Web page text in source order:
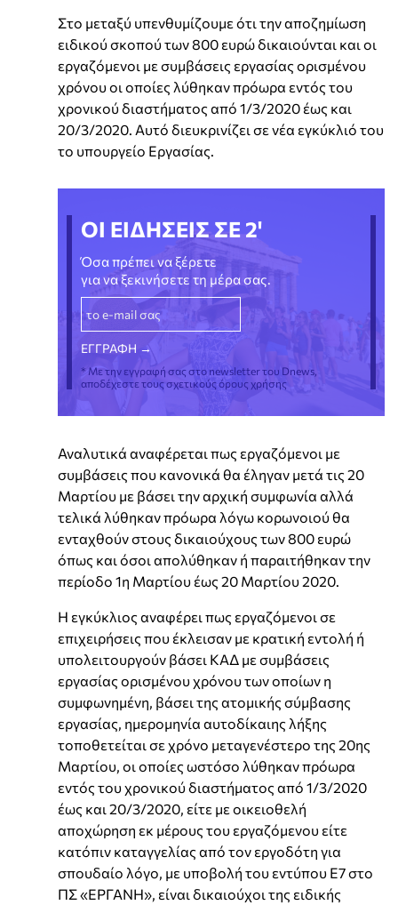
Στο μεταξύ υπενθυμίζουμε ότι την αποζημίωση
ειδικού σκοπού των 800 ευρώ δικαιούνται και οι
εργαζόμενοι με συμβάσεις εργασίας ορισμένου
χρόνου οι οποίες λύθηκαν πρόωρα εντός του
χρονικού διαστήματος από 1/3/2020 έως και
20/3/2020. Αυτό διευκρινίζει σε νέα εγκύκλιό του
το υπουργείο Εργασίας.
ΟΙ ΕΙΔΗΣΕΙΣ ΣΕ 2'
Όσα πρέπει να ξέρετε
για να ξεκινήσετε τη μέρα σας.
* Με την εγγραφή σας στο newsletter του Dnews,
αποδέχεστε τους σχετικούς όρους χρήσης
Αναλυτικά αναφέρεται πως εργαζόμενοι με
συμβάσεις που κανονικά θα έληγαν μετά τις 20
Μαρτίου με βάσει την αρχική συμφωνία αλλά
τελικά λύθηκαν πρόωρα λόγω κορωνοιού θα
ενταχθούν στους δικαιούχους των 800 ευρώ
όπως και όσοι απολύθηκαν ή παραιτήθηκαν την
περίοδο 1η Μαρτίου έως 20 Μαρτίου 2020.
Η εγκύκλιος αναφέρει πως εργαζόμενοι σε
επιχειρήσεις που έκλεισαν με κρατική εντολή ή
υπολειτουργούν βάσει ΚΑΔ με συμβάσεις
εργασίας ορισμένου χρόνου των οποίων η
συμφωνημένη, βάσει της ατομικής σύμβασης
εργασίας, ημερομηνία αυτοδίκαιης λήξης
τοποθετείται σε χρόνο μεταγενέστερο της 20ης
Μαρτίου, οι οποίες ωστόσο λύθηκαν πρόωρα
εντός του χρονικού διαστήματος από 1/3/2020
έως και 20/3/2020, είτε με οικειοθελή
αποχώρηση εκ μέρους του εργαζόμενου είτε
κατόπιν καταγγελίας από τον εργοδότη για
σπουδαίο λόγο, με υποβολή του εντύπου Ε7 στο
ΠΣ «ΕΡΓΑΝΗ», είναι δικαιούχοι της ειδικής